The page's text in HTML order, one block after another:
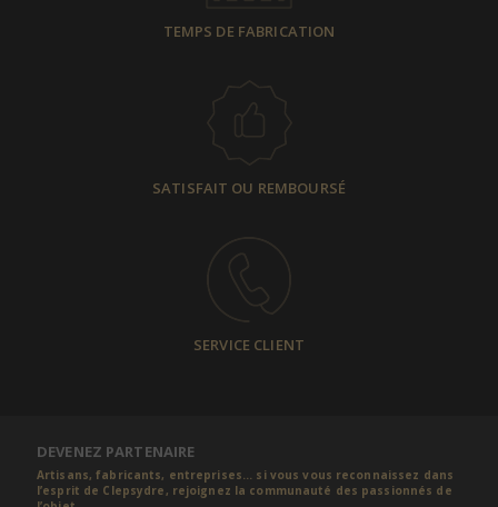
TEMPS DE FABRICATION
SATISFAIT OU REMBOURSÉ
SERVICE CLIENT
DEVENEZ PARTENAIRE
Artisans, fabricants, entreprises... si vous vous reconnaissez dans
l’esprit de Clepsydre, rejoignez la communauté des passionnés de